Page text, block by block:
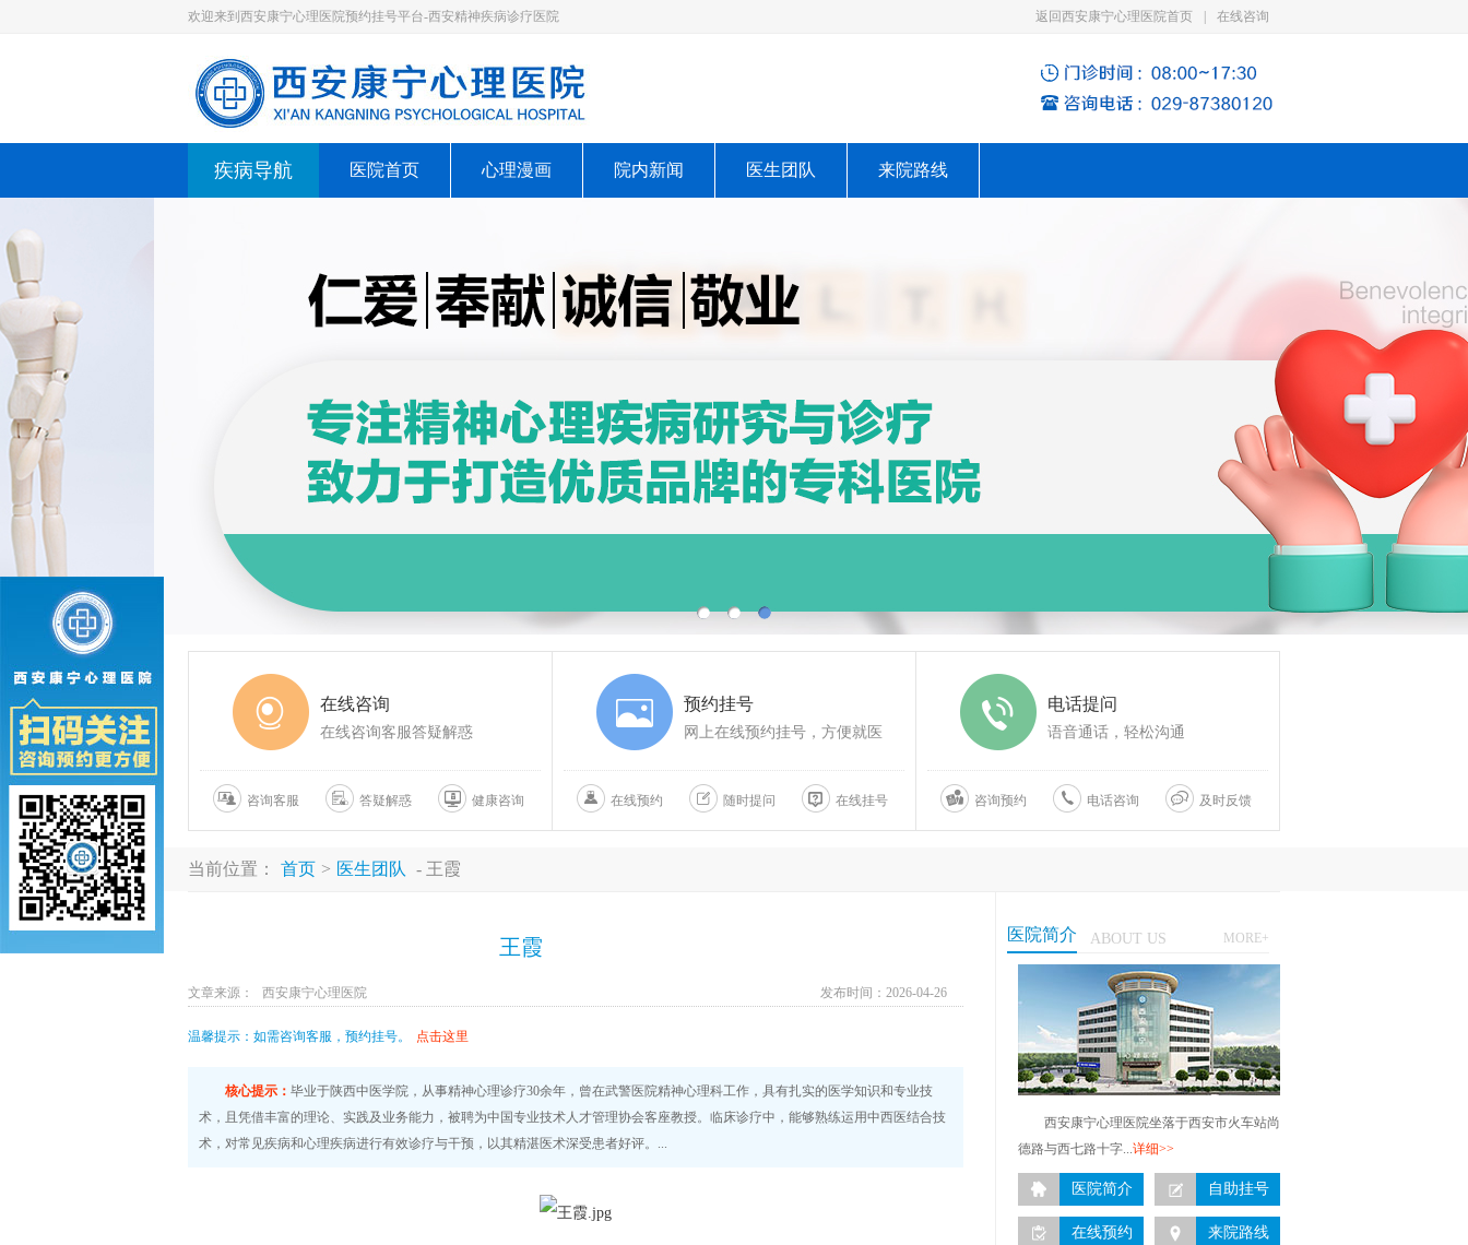
返回西安康宁心理医院首页 在线咨询
欢迎来到西安康宁心理医院预约挂号平台-西安精神疾病诊疗医院
疾病导航 医院首页 心理漫画 院内新闻 医生团队 来院路线
在线咨询
在线咨询客服答疑解惑
咨询客服 答疑解惑 健康咨询
预约挂号
网上在线预约挂号，方便就医
在线预约 随时提问 在线挂号
电话提问
语音通话，轻松沟通
咨询预约 电话咨询 及时反馈
当前位置： 首页 > 医生团队 - 王霞
王霞
发布时间：2026-04-26
文章来源： 西安康宁心理医院
温馨提示：如需咨询客服，预约挂号。 点击这里
核心提示： 毕业于陕西中医学院，从事精神心理诊疗30余年，曾在武警医院精神心理科工作，具有扎实的医学知识和专业技
术，且凭借丰富的理论、实践及业务能力，被聘为中国专业技术人才管理协会客座教授。临床诊疗中，能够熟练运用中西医结合技
术，对常见疾病和心理疾病进行有效诊疗与干预，以其精湛医术深受患者好评。...
MORE+
医院简介 ABOUT US
西安康宁心理医院坐落于西安市火车站尚
德路与西七路十字...详细>>
医院简介 自助挂号
在线预约 来院路线